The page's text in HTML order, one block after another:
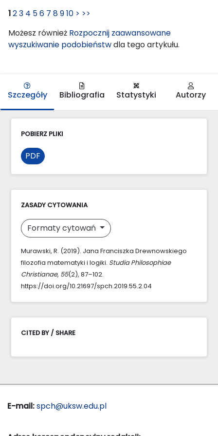
123 4 56 7 8910 > >>
Możesz również Rozpocznij zaawansowane
wyszukiwanie podobieństwdla tego artykułu.
Szczegóły Bibliografia Statystyki Autorzy
POBIERZ PLIKI
PDF
ZASADY CYTOWANIA
Formaty cytowań
Murawski, R. (2019). Jana Franciszka Drewnowskiego
filozofia matematyki i logiki. Studia Philosophiae
Christianae, 55(2), 87–102.
https://doi.org/10.21697/spch.2019.55.2.04
CITED BY / SHARE
E-mail:spch@uksw.edu.pl